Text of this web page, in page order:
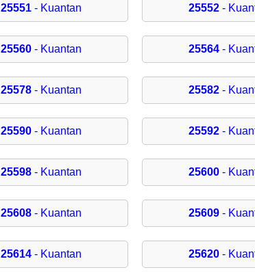
25551 - Kuantan 25552 -
25560 - Kuantan 25564 -
25578 - Kuantan 25582 -
25590 - Kuantan 25592 -
25598 - Kuantan 25600 -
25608 - Kuantan 25609 -
25614 - Kuantan 25620 -